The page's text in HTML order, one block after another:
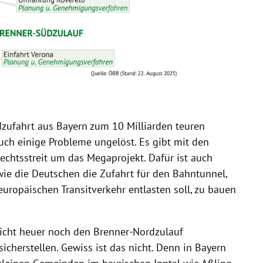
aus Bayern zum 10 Milliarden teuren
einige Probleme ungelöst. Es gibt mit den
um das Megaprojekt. Dafür ist auch
die Deutschen die Zufahrt für den Bahntunnel,
Transitverkehr entlasten soll, zu bauen
heuer noch den Brenner-Nordzulauf
Gewiss ist das nicht. Denn in Bayern